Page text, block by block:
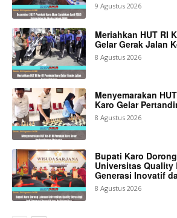
9 Agustus 2026
Meriahkan HUT RI
Gelar Gerak Jalan
8 Agustus 2026
Menyemarakan
Karo Gelar
8 Agustus 2026
Bupati Karo
Universitas Quality
Generasi Inovatif
8 Agustus 2026